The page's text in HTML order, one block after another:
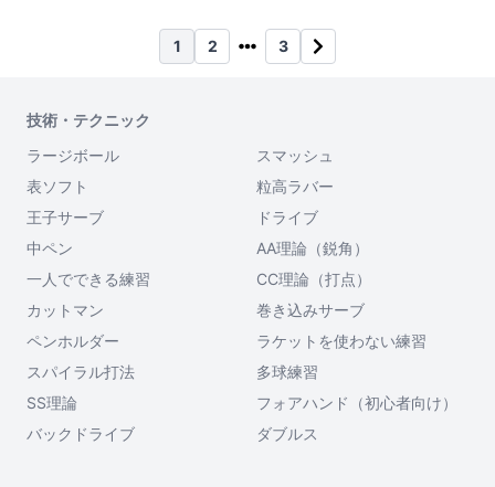
1 2 3
技術・テクニック
ラージボール
スマッシュ
表ソフト
粒高ラバー
王子サーブ
ドライブ
中ペン
AA理論（鋭角）
一人でできる練習
CC理論（打点）
カットマン
巻き込みサーブ
ペンホルダー
ラケットを使わない練習
スパイラル打法
多球練習
SS理論
フォアハンド（初心者向け）
バックドライブ
ダブルス